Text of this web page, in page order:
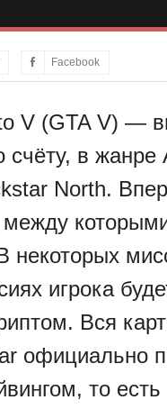
Facebook
V (GTA V) —
счёту, в
North.
между
игрока
Вся
официально
то